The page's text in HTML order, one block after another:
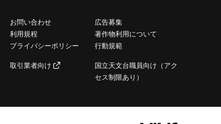
お問い合わせ
広告募集
利用規程
著作物利用について
プライバシーポリシー
行動規範
取引業者向け
国立天文台職員向け（アク
セス制限あり）